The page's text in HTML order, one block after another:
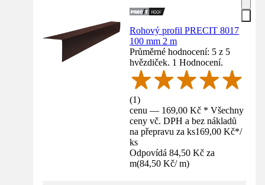
Rohový profil PRECIT 8017
100 mm 2 m
Průměrné hodnocení: 5 z 5
hvězdiček. 1 Hodnocení.
(1)
cenu — 169,00 Kč * Všechny
ceny vč. DPH a bez nákladů
na přepravu za ks169,00 Kč*/
ks
Odpovídá 84,50 Kč za
m(84,50 Kč/ m)